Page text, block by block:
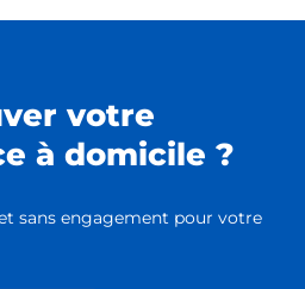
votre
à domicile ?
sans engagement pour votre